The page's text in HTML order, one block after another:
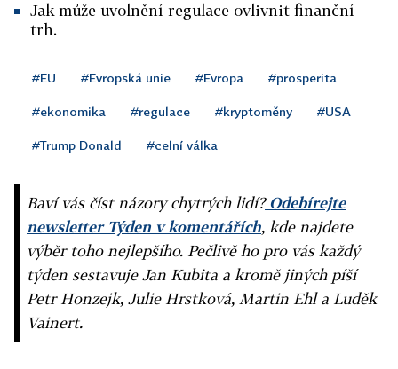
Jak může uvolnění regulace ovlivnit finanční
trh.
#EU #Evropská unie #Evropa #prosperita
#ekonomika #regulace #kryptoměny #USA
#Trump Donald #celní válka
Baví vás číst názory chytrých lidí?Odebírejte
newsletter Týden v komentářích, kde najdete
výběr toho nejlepšího. Pečlivě ho pro vás každý
týden sestavuje Jan Kubita a kromě jiných píší
Petr Honzejk, Julie Hrstková, Martin Ehl a Luděk
Vainert.